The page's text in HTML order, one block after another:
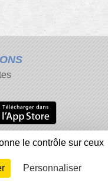
des cookies
contenu inapproprié
Connexion
le contrôle sur ceux
Personnaliser